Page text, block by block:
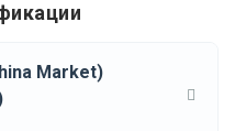
Market)